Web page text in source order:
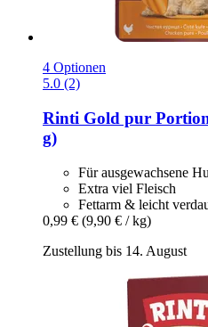
4 Optionen
5.0 (2)
Rinti Gold pur
g)
Für ausgewachsene
Extra viel Fleisch
Fettarm & leicht
0,99 € (9,90 € / kg)
Zustellung bis 14. August